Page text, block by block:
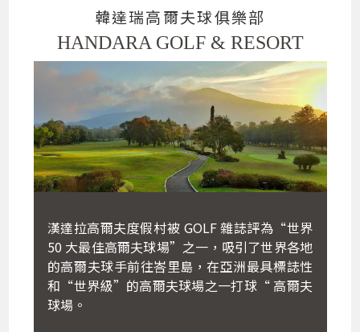
韓達瑞高爾夫球俱樂部
HANDARA GOLF & RESORT
漢達拉高爾夫度假村被 GOLF 雜誌評為“世界
50 大最佳高爾夫球場”之一，吸引了世界各地
的高爾夫球手前往峇里島，在亞洲最具標誌性
和“世界級”的高爾夫球場之一打球“ 高爾夫
球場。